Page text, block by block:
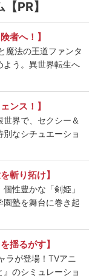
PR】
者へ！】
魔法の王道ファンタ
よう。異世界転生へ
ンス！】
世界で、セクシー＆
なシチュエーショ
斬り拓け】
性豊かな「剣姫」
園塾を舞台に巻き起
揺るがす】
ラが登場！TVアニ
』のシミュレーショ